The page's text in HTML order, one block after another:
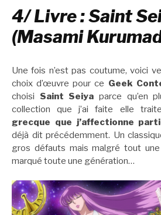
4/ Livre : Saint
(Masami
Une fois n’est pas coutume, voici
choix d’œuvre pour ce Geek
choisi Saint Seiya parce qu’en
collection que j’ai faite elle
grecque que j’affectionne
déjà dit précédemment. Un
gros défauts mais malgré tout
marqué toute une génération…